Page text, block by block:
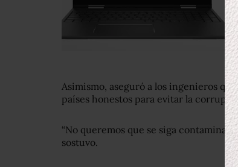
Asimismo, aseguró a los ingenieros
países honestos para evitar la
“No queremos que se siga
sostuvo.